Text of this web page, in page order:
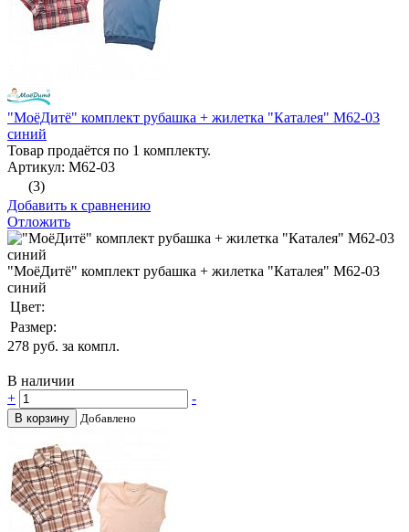
"МоёДитё" комплект рубашка + жилетка "Каталея" М62-03
синий
Товар продаётся по 1 комплекту.
Артикул: М62-03
(3)
Добавить к сравнению
Отложить
"МоёДитё" комплект рубашка + жилетка "Каталея" М62-03
синий
Цвет:
Размер:
278 руб. за компл.
В наличии
+
-
В корзину Добавлено